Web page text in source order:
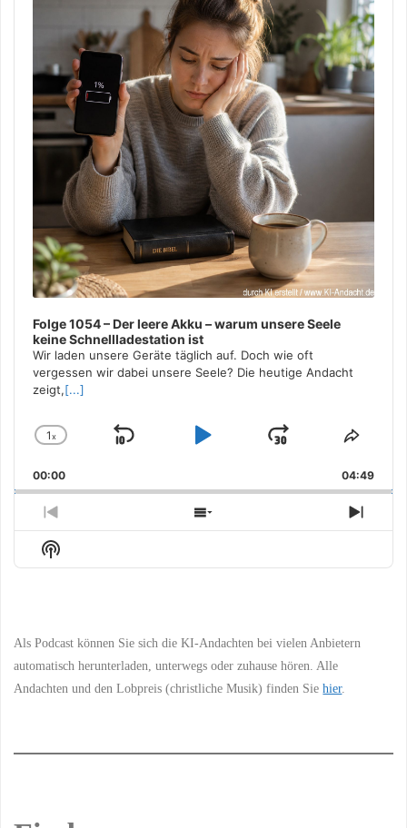
Folge 1054 – Der leere Akku – warum unsere Seele
keine Schnellladestation ist
Wir laden unsere Geräte täglich auf. Doch wie oft
vergessen wir dabei unsere Seele? Die heutige Andacht
zeigt,[...]
Change
Rate
1x
Skip
Play
Jump
Forward
Share
00:00 04:49
Previous
Episode
Show
Episodes
Next
Show
Podcast
Als Podcast können Sie sich die KI-Andachten bei vielen Anbietern
automatisch herunterladen, unterwegs oder zuhause hören. Alle
Andachten und den Lobpreis (christliche Musik) finden Siehier.